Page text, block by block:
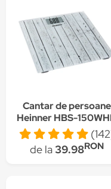
greutate design
milenium
Cantar de persoane
Heinner HBS-
150kg, sticla
securizata 6mm, 30
30 cm, display lcd, Gri
de la39.98RON